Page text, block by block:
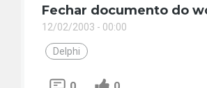
Fechar documento do
12/02/2003 - 00:00
Delphi